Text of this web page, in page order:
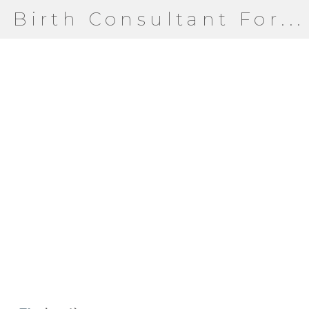
Birth Consultant For...